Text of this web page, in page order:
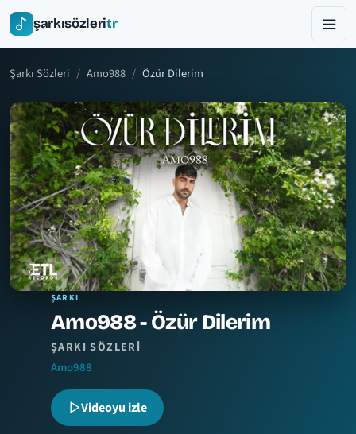
şarkısözleritr
Şarkı Sözleri Amo988 Özür Dilerim
ŞARKI
Amo988 - Özür Dilerim
ŞARKI SÖZLERI
Amo988
Videoyu izle